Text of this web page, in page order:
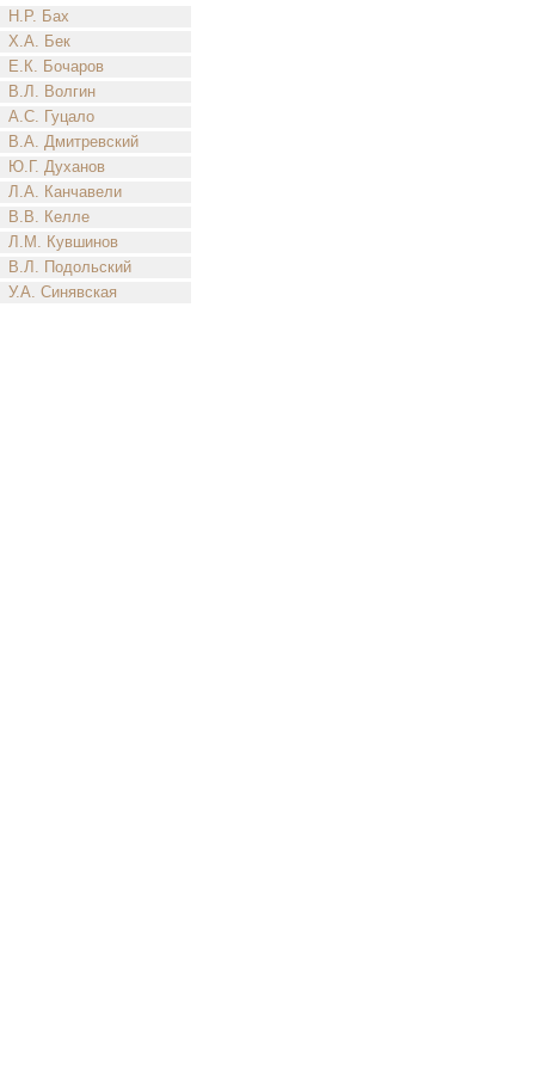
Н.Р. Бах
Х.А. Бек
Е.К. Бочаров
В.Л. Волгин
А.С. Гуцало
В.А. Дмитревский
Ю.Г. Духанов
Л.А. Канчавели
В.В. Келле
Л.М. Кувшинов
В.Л. Подольский
У.А. Синявская